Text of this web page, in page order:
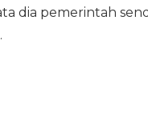
dia pemerintah